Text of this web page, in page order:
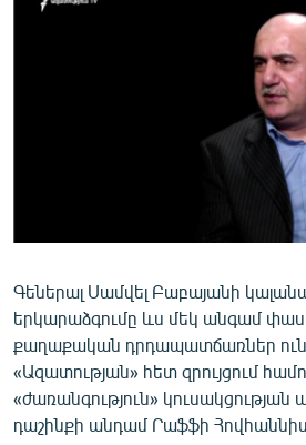
ՏԱՐԱԾԱՇՐՋԱՆ
ԱՐԽԻՎ
ՏԵՍԱՆՅՈՒԹԵՐ
ԲԱՆԱՎԵՃ
ՁԳՏԵԼՈՎ ԼԱՎԱԳՈՒՅՆԻՆ
Գեներալ Սամվել Բաբայանի
երկարաձգումը ևս մեկ անգամ
քաղաքական դրդապատճառներ
«Ազատության» հետ զրույցում
«ժառանգություն»
դաշինքի անդամ Րաֆֆի